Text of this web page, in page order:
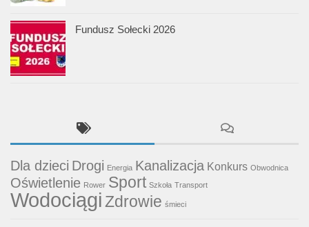
Fundusz Sołecki 2026
Dla dzieci Drogi Energia Kanalizacja Konkurs Obwodnica
Oświetlenie Rower Sport Szkoła Transport
WodociągiZdrowie śmieci